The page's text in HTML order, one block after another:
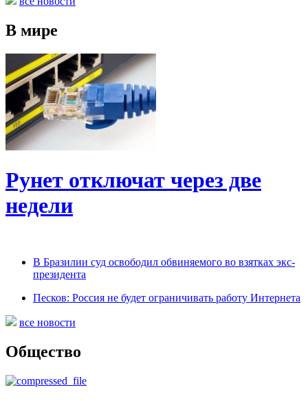
В мире
Рунет отключат через две
недели
В Бразилии суд освободил обвиняемого во взятках экс-
президента
Песков: Россия не будет ограничивать работу Интернета
все новости
Общество